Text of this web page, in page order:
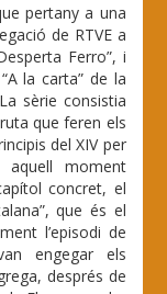
pertany a una
de RTVE a
Ferro”, i
la carta” de la
sèrie consistia
que feren els
del XIV per
moment
concret, el
que és el
l’episodi de
engegar els
després de